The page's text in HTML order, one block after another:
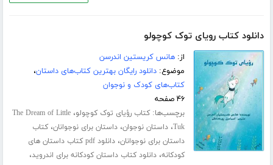
دانلود کتاب رویای توک کوچولو
از:هانس کریستین اندرسن
موضوع:دانلود رایگان بهترین کتاب‌های داستان،
کتاب‌های کودک و نوجوان
۴۶ صفحه
برچسب‌ها:کتاب رؤیای توک کوچولو،The Dream of Little
Tuk،داستان نوجوان،داستان برای نوجوانان،کتاب
داستان برای نوجوانان،
دانلود pdf کتاب داستان های
کودکانه،دانلود کتاب داستان کودکانه برای اندروید،